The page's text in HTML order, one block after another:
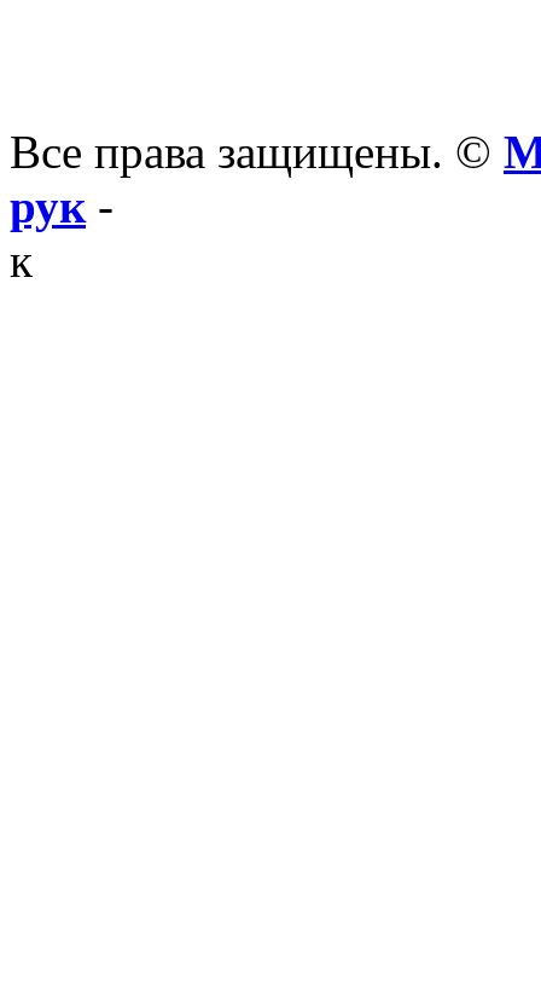
Все права защищены. ©
рук-
к